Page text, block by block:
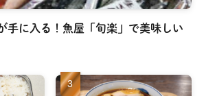
手に入る！魚屋「旬楽」で美味しい